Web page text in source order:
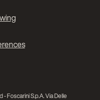
Foscarini S.p.A. Via Delle